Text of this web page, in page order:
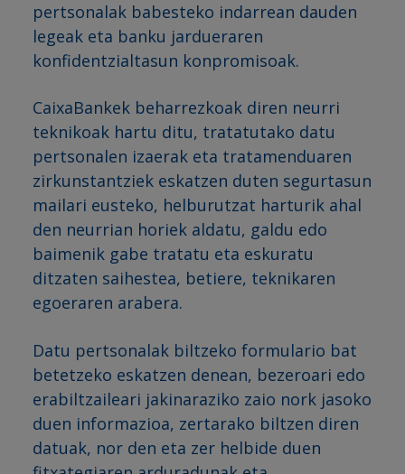
pertsonalak babesteko indarrean dauden
legeak eta banku jardueraren
konfidentzialtasun konpromisoak.
CaixaBankek beharrezkoak diren neurri
teknikoak hartu ditu, tratatutako datu
pertsonalen izaerak eta tratamenduaren
zirkunstantziek eskatzen duten segurtasun
mailari eusteko, helburutzat harturik ahal
den neurrian horiek aldatu, galdu edo
baimenik gabe tratatu eta eskuratu
ditzaten saihestea, betiere, teknikaren
egoeraren arabera.
Datu pertsonalak biltzeko formulario bat
betetzeko eskatzen denean, bezeroari edo
erabiltzaileari jakinaraziko zaio nork jasoko
duen informazioa, zertarako biltzen diren
datuak, nor den eta zer helbide duen